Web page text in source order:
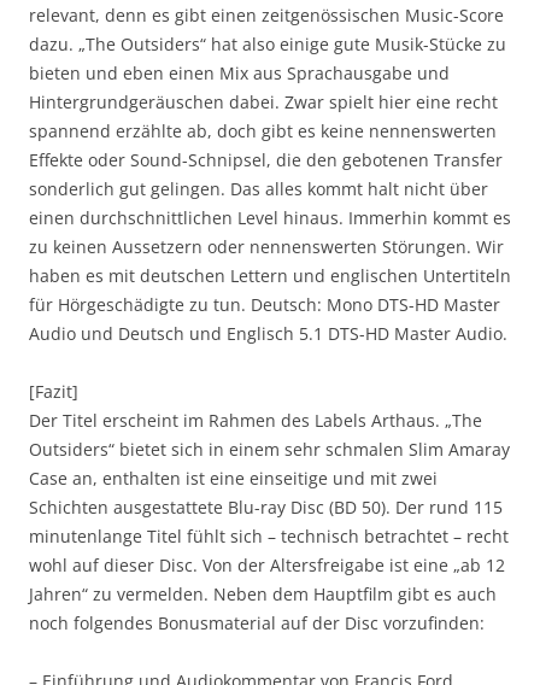
relevant, denn es gibt einen zeitgenössischen Music-Score
dazu. „The Outsiders“ hat also einige gute Musik-Stücke zu
bieten und eben einen Mix aus Sprachausgabe und
Hintergrundgeräuschen dabei. Zwar spielt hier eine recht
spannend erzählte ab, doch gibt es keine nennenswerten
Effekte oder Sound-Schnipsel, die den gebotenen Transfer
sonderlich gut gelingen. Das alles kommt halt nicht über
einen durchschnittlichen Level hinaus. Immerhin kommt es
zu keinen Aussetzern oder nennenswerten Störungen. Wir
haben es mit deutschen Lettern und englischen Untertiteln
für Hörgeschädigte zu tun. Deutsch: Mono DTS-HD Master
Audio und Deutsch und Englisch 5.1 DTS-HD Master Audio.
[Fazit]
Der Titel erscheint im Rahmen des Labels Arthaus. „The
Outsiders“ bietet sich in einem sehr schmalen Slim Amaray
Case an, enthalten ist eine einseitige und mit zwei
Schichten ausgestattete Blu-ray Disc (BD 50). Der rund 115
minutenlange Titel fühlt sich – technisch betrachtet – recht
wohl auf dieser Disc. Von der Altersfreigabe ist eine „ab 12
Jahren“ zu vermelden. Neben dem Hauptfilm gibt es auch
noch folgendes Bonusmaterial auf der Disc vorzufinden: